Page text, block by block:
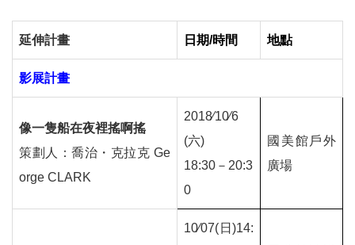
延伸計畫 日期/時間 地點
影展計畫
像一隻船在夜裡搖啊搖
策劃人：喬治・克拉克 Ge
orge CLARK
2018∕10∕6
(六)
18:30 － 20:3
0
國美館戶外
廣場
10∕07( 日 )14: